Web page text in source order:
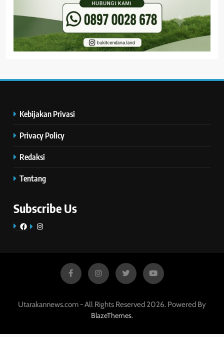
Kebijakan Privasi
Privacy Policy
Redaksi
Tentang
Subscribe Us
FacebookInstagram
Utarakannews.com - All Rights Reserved 2026. Powered By
BlazeThemes.